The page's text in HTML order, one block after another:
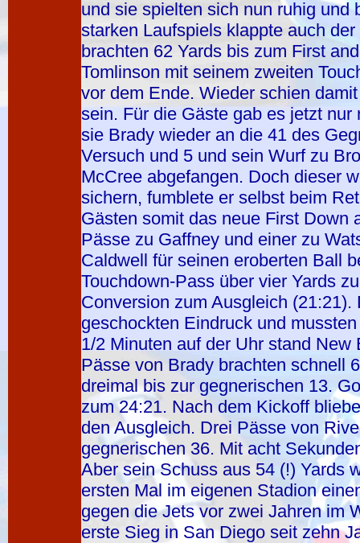
und sie spielten sich nun ruhig und
starken Laufspiels klappte auch
brachten 62 Yards bis zum First
Tomlinson mit seinem zweiten
vor dem Ende. Wieder schien
sein. Für die Gäste gab es jetzt
sie Brady wieder an die 41 des
Versuch und 5 und sein Wurf zu
McCree abgefangen. Doch dieser
sichern, fumblete er selbst beim
Gästen somit das neue First Down
Pässe zu Gaffney und einer zu
Caldwell für seinen eroberten Ball
Touchdown-Pass über vier Yards
Conversion zum Ausgleich
geschockten Eindruck und
1/2 Minuten auf der Uhr stand
Pässe von Brady brachten schnell
dreimal bis zur gegnerischen 13.
zum 24:21. Nach dem Kickoff
den Ausgleich. Drei Pässe von
gegnerischen 36. Mit acht
Aber sein Schuss aus 54 (!) Yards
ersten Mal im eigenen Stadion
gegen die Jets vor zwei Jahren im
erste Sieg in San Diego seit zehn